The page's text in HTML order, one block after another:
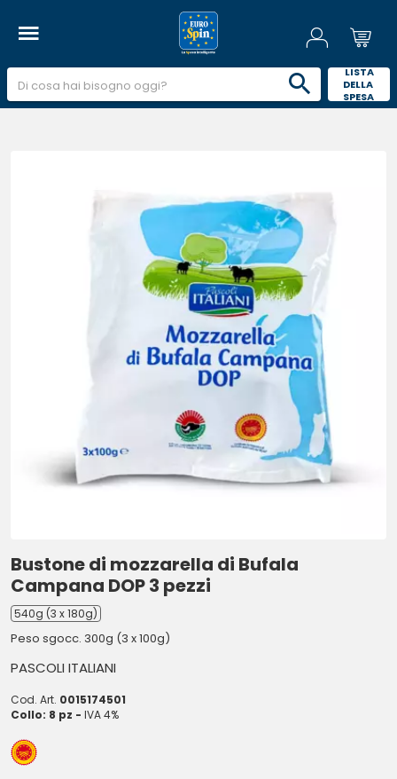
LISTA
DELLA
SPESA
Bustone di mozzarella di Bufala
Campana DOP 3 pezzi
540g (3 x 180g)
Peso sgocc. 300g (3 x 100g)
PASCOLI ITALIANI
Cod. Art. 0015174501
Collo: 8 pz - IVA 4%